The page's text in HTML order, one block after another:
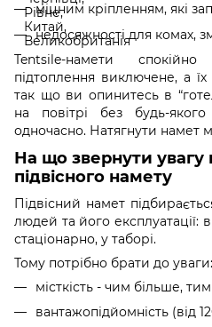
міцним кріпленням, які
недосяжності для комах,
Tentsile-намети
підтоплення виключене, а
так що ви опинитесь в
на повітрі без будь-
одночасно. Натягнути намет
На що звернути увагу
підвісного намету
Підвісний намет
людей та його експлуатації:
стаціонарно, у таборі.
Тому потрібно брати до уваги:
місткість - чим більше,
вантажопідйомність (від